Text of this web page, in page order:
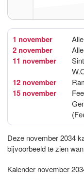
1 november
2 november
11 november
12 november
15 november
Deze november 2034
bijvoorbeeld te zien
Kalender november